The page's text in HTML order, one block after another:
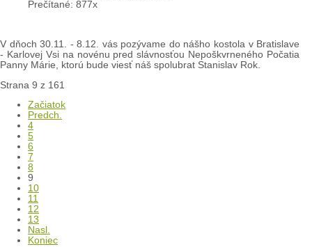
Prečítané: 877x
V dňoch 30.11. - 8.12. vás pozývame do nášho kostola v Bratislave
- Karlovej Vsi na novénu pred slávnosťou Nepoškvrneného Počatia
Panny Márie, ktorú bude viesť náš spolubrat Stanislav Rok.
Strana 9 z 161
Začiatok
Predch.
4
5
6
7
8
9
10
11
12
13
Nasl.
Koniec